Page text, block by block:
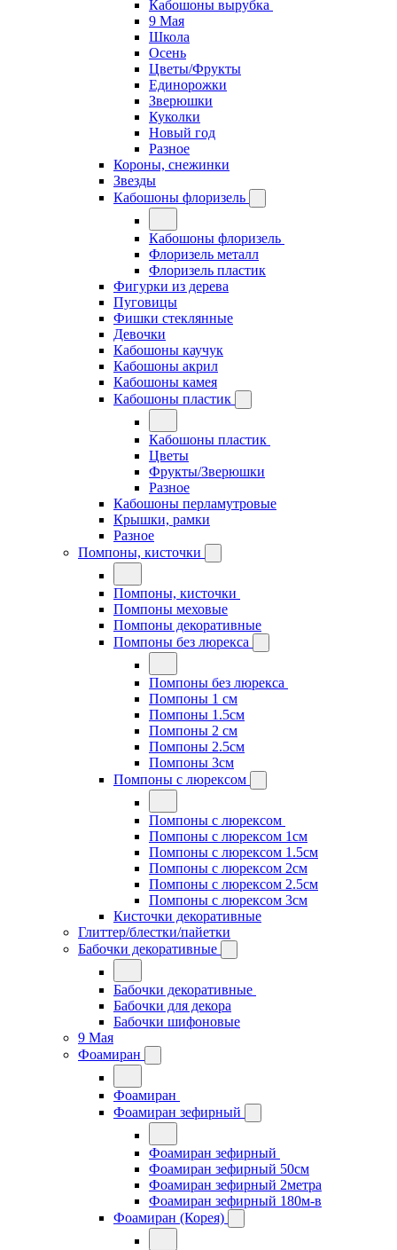
Кабошоны вырубка
9 Мая
Школа
Осень
Цветы/Фрукты
Единорожки
Зверюшки
Куколки
Новый год
Разное
Короны, снежинки
Звезды
Кабошоны флоризель
Кабошоны флоризель
Флоризель металл
Флоризель пластик
Фигурки из дерева
Пуговицы
Фишки стеклянные
Девочки
Кабошоны каучук
Кабошоны акрил
Кабошоны камея
Кабошоны пластик
Кабошоны пластик
Цветы
Фрукты/Зверюшки
Разное
Кабошоны перламутровые
Крышки, рамки
Разное
Помпоны, кисточки
Помпоны, кисточки
Помпоны меховые
Помпоны декоративные
Помпоны без люрекса
Помпоны без люрекса
Помпоны 1 см
Помпоны 1.5см
Помпоны 2 см
Помпоны 2.5см
Помпоны 3см
Помпоны с люрексом
Помпоны с люрексом
Помпоны с люрексом 1см
Помпоны с люрексом 1.5см
Помпоны с люрексом 2см
Помпоны с люрексом 2.5см
Помпоны с люрексом 3см
Кисточки декоративные
Глиттер/блестки/пайетки
Бабочки декоративные
Бабочки декоративные
Бабочки для декора
Бабочки шифоновые
9 Мая
Фоамиран
Фоамиран
Фоамиран зефирный
Фоамиран зефирный
Фоамиран зефирный 50см
Фоамиран зефирный 2метра
Фоамиран зефирный 180м-в
Фоамиран (Корея)